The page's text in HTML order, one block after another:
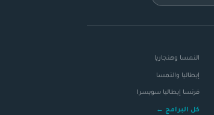
النمسا وهنجاريا
إيطاليا والنمسا
فرنسا إيطاليا سويسرا
كل البرامج ←